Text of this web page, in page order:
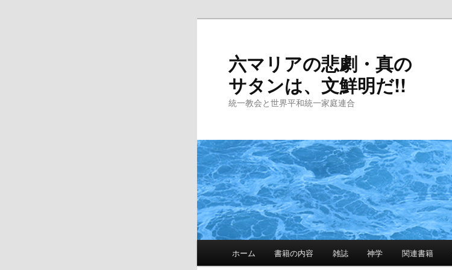
六マリアの悲劇・真の
サタンは、文鮮明だ!!
統一教会と世界平和統一家庭連合
ホーム 書籍の内容 雑誌 神学 関連書籍